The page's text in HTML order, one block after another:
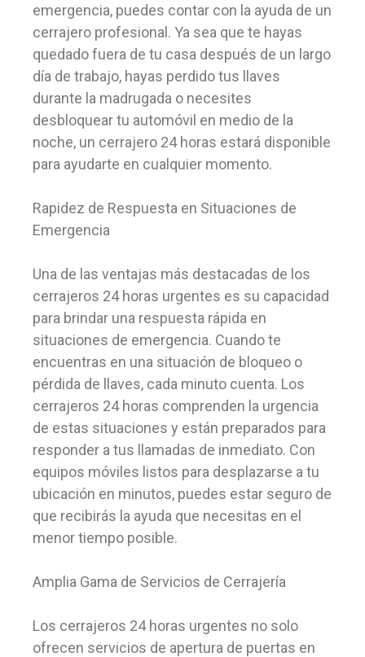
emergencia, puedes contar con la ayuda de un
cerrajero profesional. Ya sea que te hayas
quedado fuera de tu casa después de un largo
día de trabajo, hayas perdido tus llaves
durante la madrugada o necesites
desbloquear tu automóvil en medio de la
noche, un cerrajero 24 horas estará disponible
para ayudarte en cualquier momento.
Rapidez de Respuesta en Situaciones de
Emergencia
Una de las ventajas más destacadas de los
cerrajeros 24 horas urgentes es su capacidad
para brindar una respuesta rápida en
situaciones de emergencia. Cuando te
encuentras en una situación de bloqueo o
pérdida de llaves, cada minuto cuenta. Los
cerrajeros 24 horas comprenden la urgencia
de estas situaciones y están preparados para
responder a tus llamadas de inmediato. Con
equipos móviles listos para desplazarse a tu
ubicación en minutos, puedes estar seguro de
que recibirás la ayuda que necesitas en el
menor tiempo posible.
Amplia Gama de Servicios de Cerrajería
Los cerrajeros 24 horas urgentes no solo
ofrecen servicios de apertura de puertas en